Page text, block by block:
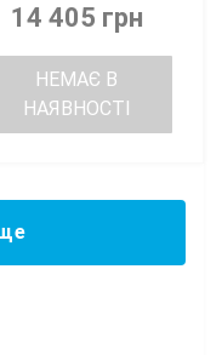
14 405 грн
НЕМАЄ В
НАЯВНОСТІ